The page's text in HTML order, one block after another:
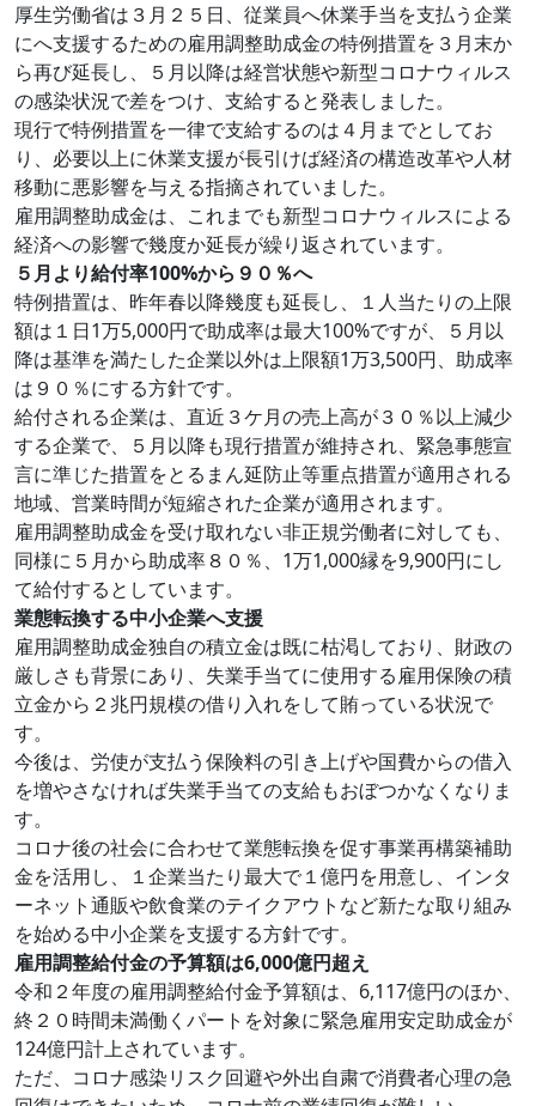
厚生労働省は３月２５日、従業員へ休業手当を支払う企業
にへ支援するための雇用調整助成金の特例措置を３月末か
ら再び延長し、５月以降は経営状態や新型コロナウィルス
の感染状況で差をつけ、支給すると発表しました。
現行で特例措置を一律で支給するのは４月までとしてお
り、必要以上に休業支援が長引けば経済の構造改革や人材
移動に悪影響を与える指摘されていました。
雇用調整助成金は、これまでも新型コロナウィルスによる
経済への影響で幾度か延長が繰り返されています。
５月より給付率100%から９０％へ
特例措置は、昨年春以降幾度も延長し、１人当たりの上限
額は１日1万5,000円で助成率は最大100%ですが、５月以
降は基準を満たした企業以外は上限額1万3,500円、助成率
は９０％にする方針です。
給付される企業は、直近３ケ月の売上高が３０％以上減少
する企業で、５月以降も現行措置が維持され、緊急事態宣
言に準じた措置をとるまん延防止等重点措置が適用される
地域、営業時間が短縮された企業が適用されます。
雇用調整助成金を受け取れない非正規労働者に対しても、
同様に５月から助成率８０％、1万1,000縁を9,900円にし
て給付するとしています。
業態転換する中小企業へ支援
雇用調整助成金独自の積立金は既に枯渇しており、財政の
厳しさも背景にあり、失業手当てに使用する雇用保険の積
立金から２兆円規模の借り入れをして賄っている状況で
す。
今後は、労使が支払う保険料の引き上げや国費からの借入
を増やさなければ失業手当ての支給もおぼつかなくなりま
す。
コロナ後の社会に合わせて業態転換を促す事業再構築補助
金を活用し、１企業当たり最大で１億円を用意し、インタ
ーネット通販や飲食業のテイクアウトなど新たな取り組み
を始める中小企業を支援する方針です。
雇用調整給付金の予算額は6,000億円超え
令和２年度の雇用調整給付金予算額は、6,117億円のほか、
終２０時間未満働くパートを対象に緊急雇用安定助成金が
124億円計上されています。
ただ、コロナ感染リスク回避や外出自粛で消費者心理の急